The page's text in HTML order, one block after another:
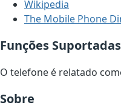
Wikipedia
The Mobile Phone
Funções Suportadas
O telefone é relatado
Sobre